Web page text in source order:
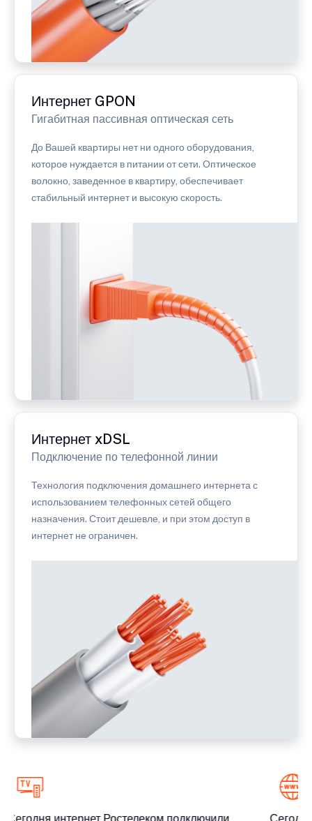
Интернет GPON
Гигабитная пассивная оптическая сеть
До Вашей квартиры нет ни одного оборудования,
которое нуждается в питании от сети. Оптическое
волокно, заведенное в квартиру, обеспечивает
стабильный интернет и высокую скорость.
Интернет xDSL
Подключение по телефонной линии
Технология подключения домашнего интернета с
использованием телефонных сетей общего
назначения. Стоит дешевле, и при этом доступ в
интернет не ограничен.